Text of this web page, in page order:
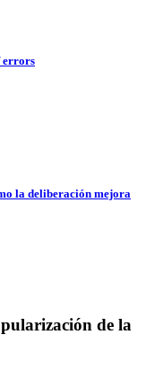
errors
la deliberación mejora
de la